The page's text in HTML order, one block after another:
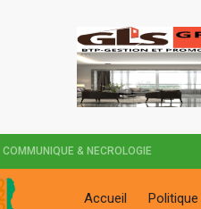
COMMUNIQUE & NECROLOGIE
Accueil Politique